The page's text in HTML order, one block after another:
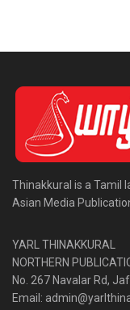
Thinakkural is a Tamil
Asian Media
YARL THINAKKURAL
NORTHERN
No. 267 Navalar Rd,
Email: